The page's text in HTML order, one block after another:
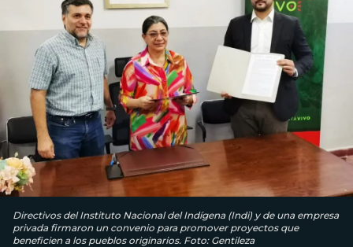
Directivos del Instituto Nacional del Indígena (Indi) y de una empresa
privada firmaron un convenio para promover proyectos que
beneficien a los pueblos originarios. Foto: Gentileza